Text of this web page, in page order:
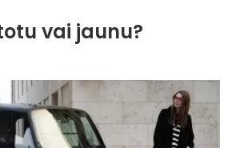
vai jaunu?